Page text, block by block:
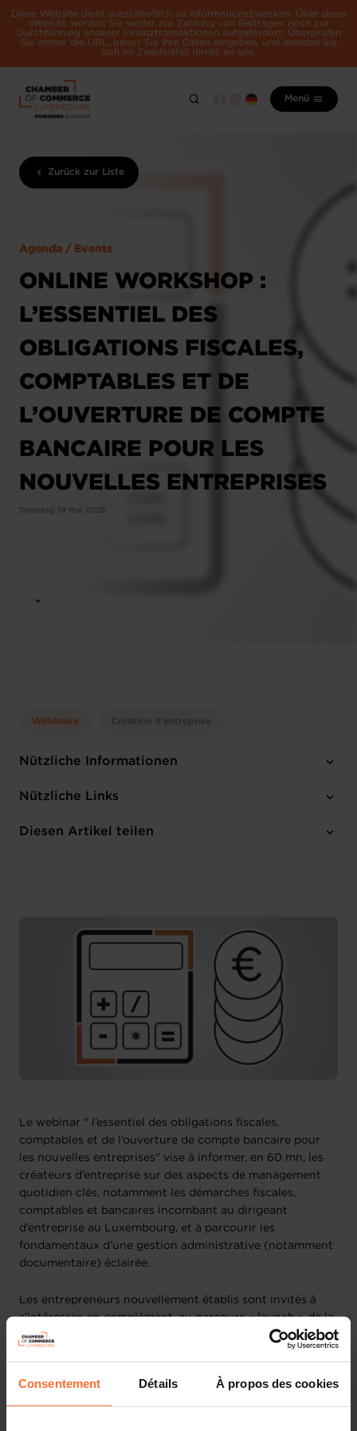
Consentement Détails À propos des cookies
Diese Website dient ausschließlich zu Informationszwecken. Über diese
Website werden Sie weder zur Zahlung von Beiträgen noch zur
Durchführung anderer Finanztransaktionen aufgefordert. Überprüfen
Sie immer die URL, bevor Sie Ihre Daten eingeben, und wenden Sie
sich im Zweifelsfall direkt an uns.
Menü
Zurück zur Liste
Agenda / Events
ONLINE WORKSHOP :
L’ESSENTIEL DES
OBLIGATIONS FISCALES,
COMPTABLES ET DE
L’OUVERTURE DE COMPTE
BANCAIRE POUR LES
NOUVELLES ENTREPRISES
Dienstag 19 Mai 2026
Webinaire Création d'entreprise
Nützliche Informationen
Dienstag 19 Mai 2026
Online Workshop
Nützliche Links
Anmelden
Diesen Artikel teilen
Le webinar " l’essentiel des obligations fiscales,
comptables et de l’ouverture de compte bancaire pour
les nouvelles entreprises" vise à informer, en 60 mn, les
créateurs d’entreprise sur des aspects de management
quotidien clés, notamment les démarches fiscales,
comptables et bancaires incombant au dirigeant
d’entreprise au Luxembourg, et à parcourir les
fondamentaux d’une gestion administrative (notamment
documentaire) éclairée.
Les entrepreneurs nouvellement établis sont invités à
s’intéresser, en complément, au parcours « launch » de la
House of Entrepreneurship, qui comprend un
Au programme (30’) :